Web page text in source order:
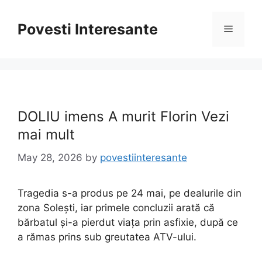
contentPovesti Interesante Menu
DOLIU imens A murit Florin Vezi
mai mult
May 28, 2026 by povestiinteresante
Tragedia s-a produs pe 24 mai, pe dealurile din
zona Solești, iar primele concluzii arată că
bărbatul și-a pierdut viața prin asfixie, după ce
a rămas prins sub greutatea ATV-ului.